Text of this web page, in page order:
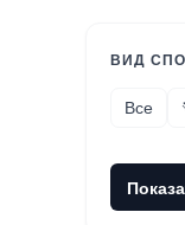
ВИД
Все